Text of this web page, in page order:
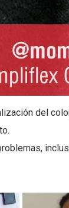
del